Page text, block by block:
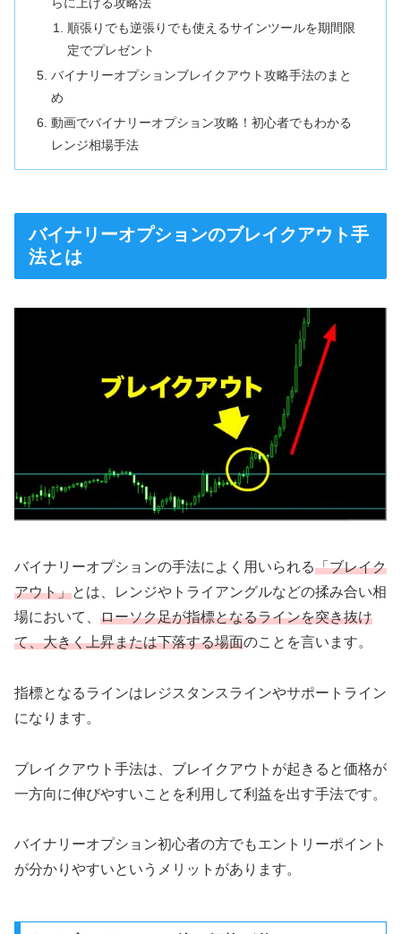
順張りでも逆張りでも使えるサインツールを期間限
定でプレゼント
バイナリーオプションブレイクアウト攻略手法のまと
め
動画でバイナリーオプション攻略！初心者でもわかる
レンジ相場手法
バイナリーオプションのブレイクアウト手
法とは
バイナリーオプションの手法によく用いられる「ブレイク
アウト」とは、レンジやトライアングルなどの揉み合い相
場において、 ローソク足が指標となるラインを突き抜け
て、大きく上昇または下落する場面のことを言います。
指標となるラインはレジスタンスラインやサポートライン
になります。
ブレイクアウト手法は、ブレイクアウトが起きると価格が
一方向に伸びやすいことを利用して利益を出す手法です。
バイナリーオプション初心者の方でもエントリーポイント
が分かりやすいというメリットがあります。